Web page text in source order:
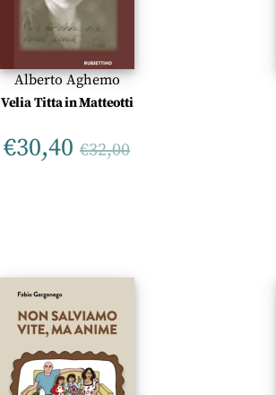
Alberto Aghemo
Velia Titta in Matteotti
€30,40 €32,00